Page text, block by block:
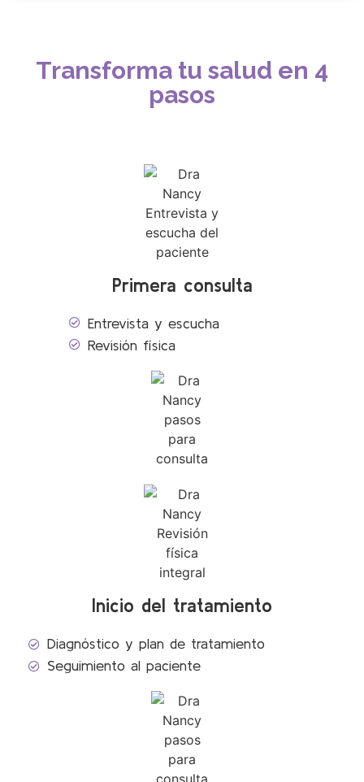
Transforma tu salud en 4
pasos
Primera consulta
Entrevista y escucha
Revisión física
Inicio del tratamiento
Diagnóstico y plan de tratamiento
Seguimiento al paciente